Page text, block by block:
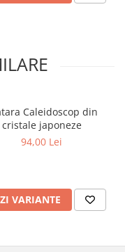
Caleidoscop din
cristale japoneze
94,00 Lei
VARIANTE